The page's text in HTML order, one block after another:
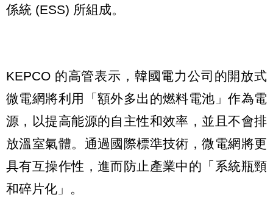
係統 (ESS) 所組成。
KEPCO 的高管表示，韓國電力公司的開放式
微電網將利用「額外多出的燃料電池」作為電
源，以提高能源的自主性和效率，並且不會排
放溫室氣體。通過國際標準技術，微電網將更
具有互操作性，進而防止產業中的「系統瓶頸
和碎片化」。